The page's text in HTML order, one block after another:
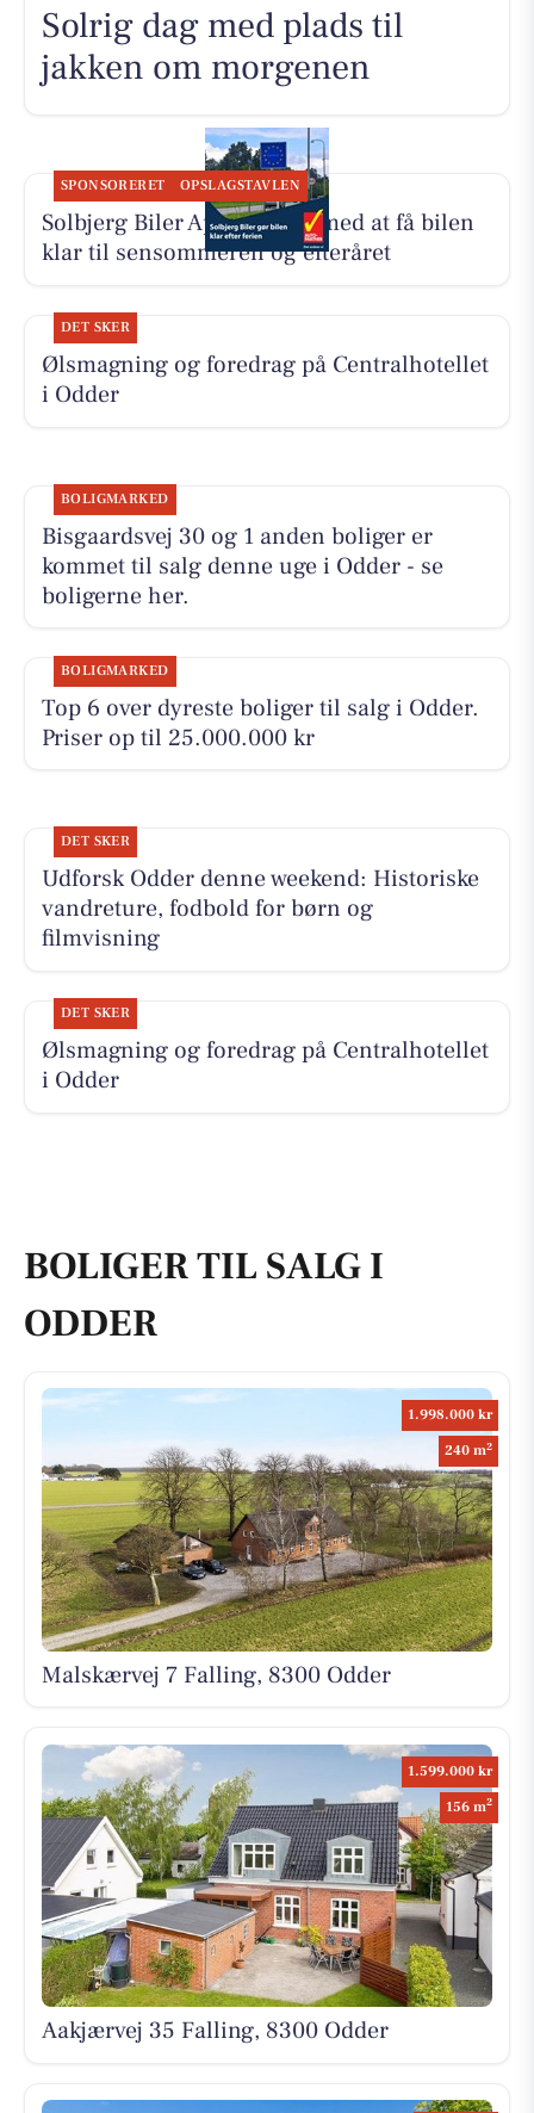
Solrig dag med plads til
jakken om morgenen
SPONSORERET OPSLAGSTAVLEN
Solbjerg Biler ApS hjælper med at få bilen
klar til sensommeren og efteråret
DET SKER
Ølsmagning og foredrag på Centralhotellet
i Odder
BOLIGMARKED
Bisgaardsvej 30 og 1 anden boliger er
kommet til salg denne uge i Odder - se
boligerne her.
BOLIGMARKED
Top 6 over dyreste boliger til salg i Odder.
Priser op til 25.000.000 kr
DET SKER
Udforsk Odder denne weekend: Historiske
vandreture, fodbold for børn og
filmvisning
DET SKER
Ølsmagning og foredrag på Centralhotellet
i Odder
BOLIGER TIL SALG I
ODDER
1.998.000 kr
240 m2
Malskærvej 7 Falling, 8300 Odder
1.599.000 kr
156 m2
Aakjærvej 35 Falling, 8300 Odder